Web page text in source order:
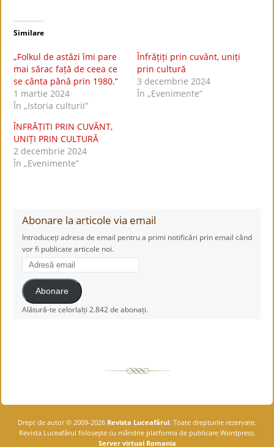
Similare
„Folkul de astăzi îmi pare
mai sărac față de ceea ce
se cânta până prin 1980.”
1 martie 2024
În „Istoria culturii”
Înfrățiți prin cuvânt, uniți
prin cultură
3 decembrie 2024
În „Evenimente”
ÎNFRĂȚITI PRIN CUVÂNT,
UNIȚI PRIN CULTURĂ
2 decembrie 2024
În „Evenimente”
Abonare la articole via email
Introduceți adresa de email pentru a primi notificări prin email când
vor fi publicate articole noi.
Adresă
email
Abonare
Alătură-te celorlalți 2.842 de abonați.
Drept de autor © 2009-2026 Revista Luceafărul. Toate drepturile rezervate.
Revista Luceafărul foloseşte cu mândrie platforma de publicare Wordpress.
Server virtual Romania